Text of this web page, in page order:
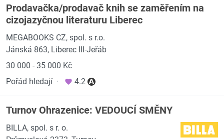
Prodavačka/prodavač knih se zaměřením na
cizojazyčnou literaturu Liberec
MEGABOOKS CZ, spol. s r.o.
Jánská 863, Liberec III-Jeřáb
30 000 - 35 000 Kč
Pořád hledají · 4.2
Turnov Ohrazenice: VEDOUCÍ SMĚNY
BILLA, spol. s r. o.